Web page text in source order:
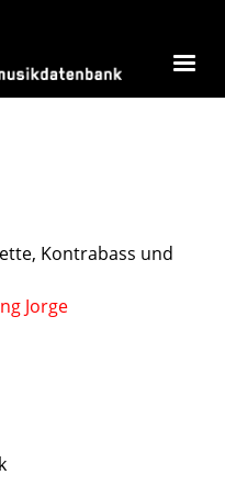
Kontrabass und
Jorge